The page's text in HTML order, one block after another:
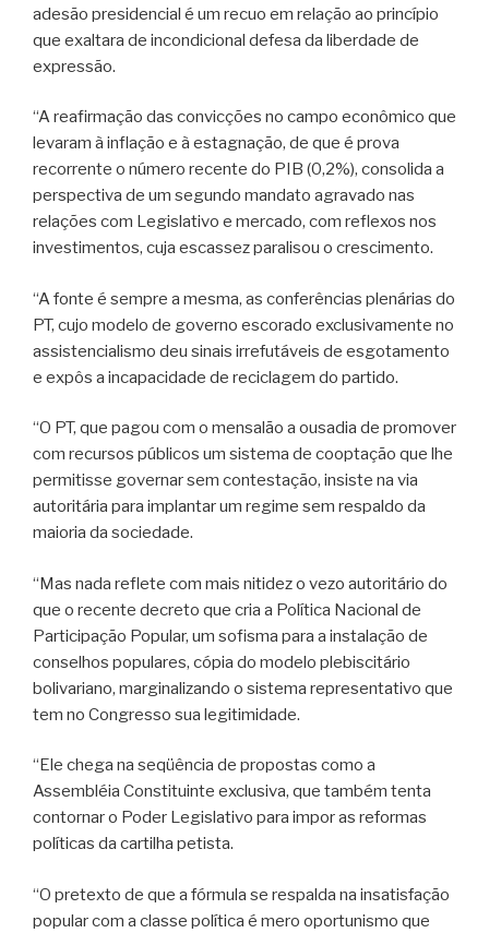
adesão presidencial é um recuo em relação ao princípio
que exaltara de incondicional defesa da liberdade de
expressão.
“A reafirmação das convicções no campo econômico que
levaram à inflação e à estagnação, de que é prova
recorrente o número recente do PIB (0,2%), consolida a
perspectiva de um segundo mandato agravado nas
relações com Legislativo e mercado, com reflexos nos
investimentos, cuja escassez paralisou o crescimento.
“A fonte é sempre a mesma, as conferências plenárias do
PT, cujo modelo de governo escorado exclusivamente no
assistencialismo deu sinais irrefutáveis de esgotamento
e expôs a incapacidade de reciclagem do partido.
“O PT, que pagou com o mensalão a ousadia de promover
com recursos públicos um sistema de cooptação que lhe
permitisse governar sem contestação, insiste na via
autoritária para implantar um regime sem respaldo da
maioria da sociedade.
“Mas nada reflete com mais nitidez o vezo autoritário do
que o recente decreto que cria a Política Nacional de
Participação Popular, um sofisma para a instalação de
conselhos populares, cópia do modelo plebiscitário
bolivariano, marginalizando o sistema representativo que
tem no Congresso sua legitimidade.
“Ele chega na seqüência de propostas como a
Assembléia Constituinte exclusiva, que também tenta
contornar o Poder Legislativo para impor as reformas
políticas da cartilha petista.
“O pretexto de que a fórmula se respalda na insatisfação
popular com a classe política é mero oportunismo que